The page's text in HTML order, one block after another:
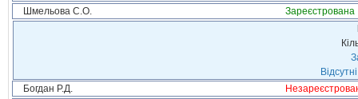
Шмельова С.О.
Зареєстрована
Богдан Р.Д.